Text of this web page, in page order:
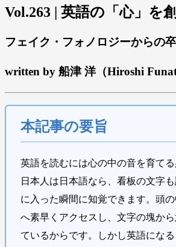
Vol.263 | 英語の「心」を
フェイク・フォノロジーからの
written by 船津 洋（Hiroshi
本記事の要旨
英語を読むには心の中の音を育て
日本人は日本語なら、看板の文字
に入った瞬間に知覚できます。頭
へ素早くアクセスし、文字の塊か
ているからです。しかし英語にな